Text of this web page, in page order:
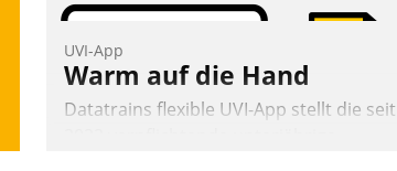
UVI-App
Warm auf die Hand
Datatrains flexible UVI-App stellt die seit